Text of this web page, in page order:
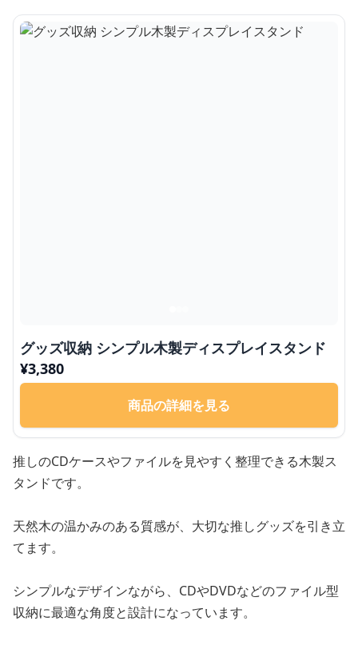
グッズ収納 シンプル木製ディスプレイスタンド
¥3,380
商品の詳細を見る
推しのCDケースやファイルを見やすく整理できる木製ス
タンドです。
天然木の温かみのある質感が、大切な推しグッズを引き立
てます。
シンプルなデザインながら、CDやDVDなどのファイル型
収納に最適な角度と設計になっています。